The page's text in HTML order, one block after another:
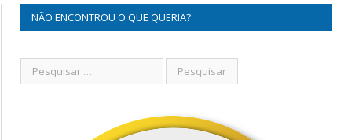
NÃO ENCONTROU O QUE QUERIA?